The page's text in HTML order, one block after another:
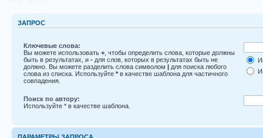
ЗАПРОС
Ключевые слова:
Вы можете использовать+ , чтобы определить слова, которые должны
быть в результатах, и- для слов, которых в результатах быть не
должно. Вы можете разделить слова символом
для поиска любого
слова из списка. Используйте* в качестве шаблона для частичного
совпадения.
Поиск по автору:
Используйте * в качестве шаблона.